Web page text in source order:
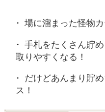
場に溜まった怪物
手札をたくさん貯
取りやすくなる！
だけどあんまり貯
ス！